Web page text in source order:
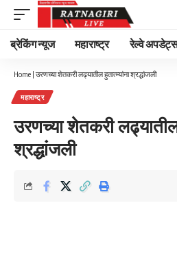
ब्रेकिंग न्यूज महाराष्ट्र रेल्वे
Home | उरणच्या शेतकरी लढ्यातील हुतात्म्यांना श्रद्धांजली
महाराष्ट्र
उरणच्या शेतकरी लढ्यातील
श्रद्धांजली